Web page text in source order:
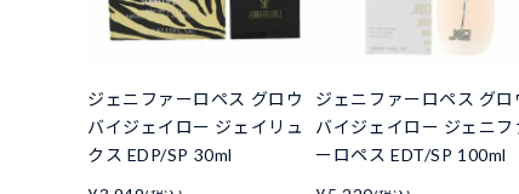
ジェニファーロペス グロウ
バイジェイロー ジェイリュ
クス EDP/SP 30ml
ジェニファーロペス グロ
バイジェイロー ジェニフ
ーロペス EDT/SP 100ml